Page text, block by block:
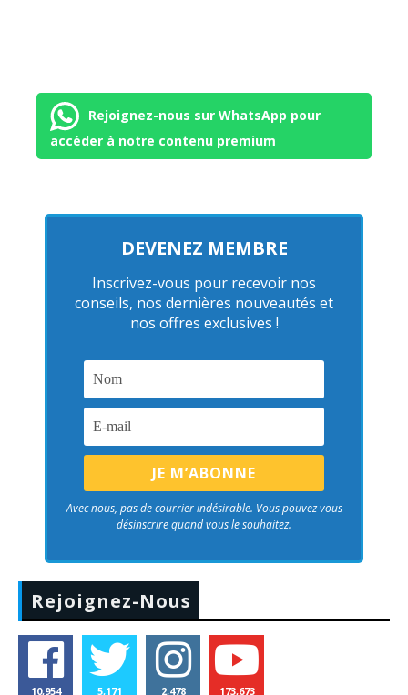
Rejoignez-nous sur WhatsApp pour
accéder à notre contenu premium
DEVENEZ MEMBRE
Inscrivez-vous pour recevoir nos
conseils, nos dernières nouveautés et
nos offres exclusives !
Avec nous, pas de courrier indésirable. Vous pouvez vous
désinscrire quand vous le souhaitez.
Rejoignez-Nous
10,954 5,171 2,478 173,673